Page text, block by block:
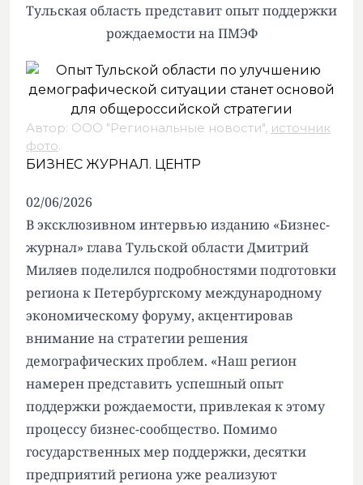
Тульская область представит опыт поддержки
рождаемости на ПМЭФ
Автор: ООО "Региональные новости", источник
фото.
БИЗНЕС ЖУРНАЛ. ЦЕНТР
02/06/2026
В эксклюзивном интервью изданию «Бизнес-
журнал» глава Тульской области Дмитрий
Миляев поделился подробностями подготовки
региона к Петербургскому международному
экономическому форуму, акцентировав
внимание на стратегии решения
демографических проблем. «Наш регион
намерен представить успешный опыт
поддержки рождаемости, привлекая к этому
процессу бизнес-сообщество. Помимо
государственных мер поддержки, десятки
предприятий региона уже реализуют